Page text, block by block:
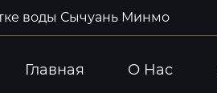
воды Сычуань Минмо
Главная О Hас